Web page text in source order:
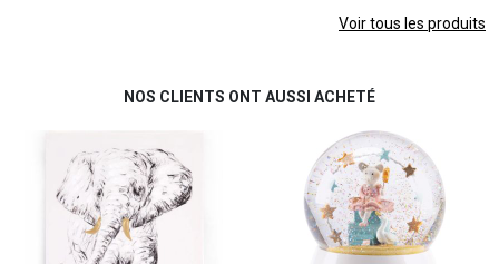
Voir tous les produits
NOS CLIENTS ONT AUSSI ACHETÉ